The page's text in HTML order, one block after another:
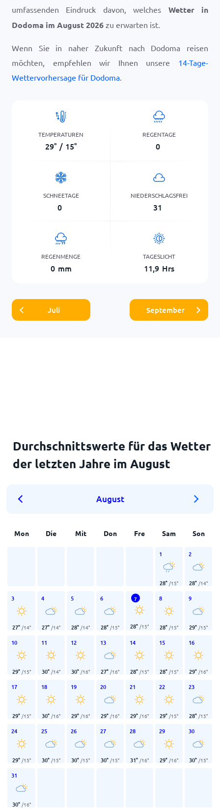
umfassenden Eindruck davon, welches Wetter in
Dodoma im August 2026 zu erwarten ist.
Wenn Sie in naher Zukunft nach Dodoma reisen
möchten, empfehlen wir Ihnen unsere 14-Tage-
Wettervorhersage für Dodoma.
TEMPERATUREN
29° / 15°
REGENTAGE
0
SCHNEETAGE
0
NIEDERSCHLAGSFREI
31
REGENMENGE
0 mm
TAGESLICHT
11,9 Hrs
Juli September
Durchschnittswerte für das Wetter
der letzten Jahre im August
August
Mon Die Mit Don Fre Sam Son
1
28° /15°
2
28° /14°
3
27° /14°
4
27° /14°
5
28° /14°
6
28° /15°
7
28° /15°
8
28° /15°
9
29° /15°
10
29° /15°
11
30° /14°
12
30° /16°
13
27° /16°
14
28° /15°
15
28° /15°
16
29° /16°
17
29° /15°
18
30° /16°
19
29° /16°
20
29° /16°
21
29° /16°
22
29° /15°
23
28° /15°
24
29° /15°
25
30° /15°
26
30° /15°
27
30° /15°
28
31° /16°
29
29° /16°
30
30° /15°
31
30° /16°